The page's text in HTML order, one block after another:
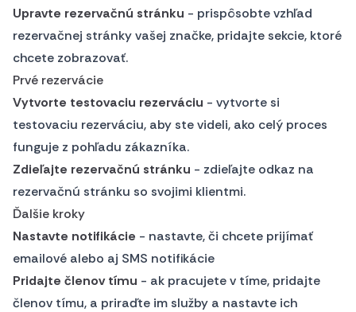
Upravte rezervačnú stránku - prispôsobte vzhľad
rezervačnej stránky vašej značke, pridajte sekcie, ktoré
chcete zobrazovať.
Prvé rezervácie
Vytvorte testovaciu rezerváciu - vytvorte si
testovaciu rezerváciu, aby ste videli, ako celý proces
funguje z pohľadu zákazníka.
Zdieľajte rezervačnú stránku - zdieľajte odkaz na
rezervačnú stránku so svojimi klientmi.
Ďalšie kroky
Nastavte notifikácie - nastavte, či chcete prijímať
emailové alebo aj SMS notifikácie
Pridajte členov tímu - ak pracujete v tíme, pridajte
členov tímu, a priraďte im služby a nastavte ich